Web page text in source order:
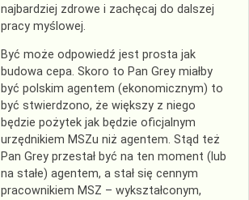
najbardziej zdrowe i zachęcaj do dalszej
pracy myślowej.
Być może odpowiedź jest prosta jak
budowa cepa. Skoro to Pan Grey miałby
być polskim agentem (ekonomicznym) to
być stwierdzono, że większy z niego
będzie pożytek jak będzie oficjalnym
urzędnikiem MSZu niż agentem. Stąd też
Pan Grey przestał być na ten moment (lub
na stałe) agentem, a stał się cennym
pracownikiem MSZ – wykształconym,